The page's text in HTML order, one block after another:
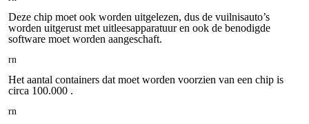
Deze chip moet ook worden uitgelezen, dus de vuilnisauto’s
worden uitgerust met uitleesapparatuur en ook de benodigde
software moet worden aangeschaft.
rn
Het aantal containers dat moet worden voorzien van een chip is
circa 100.000 .
rn